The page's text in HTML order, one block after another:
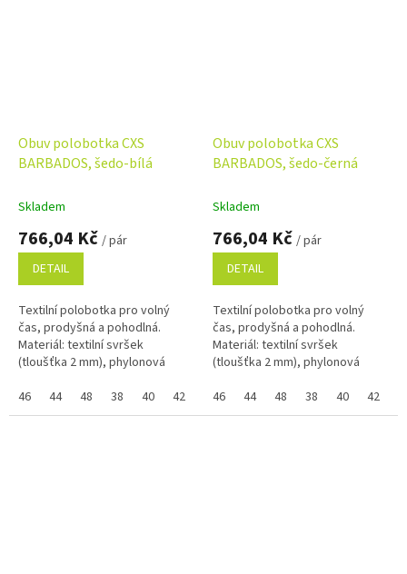
Obuv polobotka CXS
BARBADOS, šedo-bílá
Skladem
766,04 Kč / pár
DETAIL
Textilní polobotka pro volný
čas, prodyšná a pohodlná.
Materiál: textilní svršek
(tloušťka 2 mm), phylonová
samostatná velikost zboží a
zobrazuje se...
46 44 48 38 40 42 36 39 41 43 45 37
Obuv polobotka CXS
BARBADOS, šedo-černá
Skladem
766,04 Kč / pár
DETAIL
Textilní polobotka pro volný
čas, prodyšná a pohodlná.
Materiál: textilní svršek
(tloušťka 2 mm), phylonová
samostatná velikost zboží a
zobrazuje se...
46 44 48 38 40 42